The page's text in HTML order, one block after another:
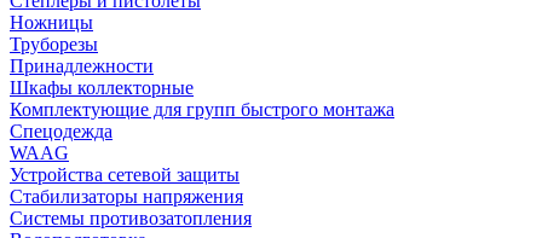
Ножницы
Труборезы
Принадлежности
Шкафы коллекторные
Комплектующие для групп быстрого монтажа
Спецодежда
WAAG
Устройства сетевой защиты
Стабилизаторы напряжения
Системы противозатопления